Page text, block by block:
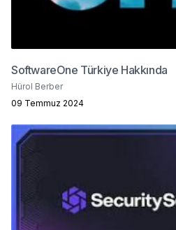
SoftwareOne Türkiye Hakkında
Hürol Berber
09 Temmuz 2024